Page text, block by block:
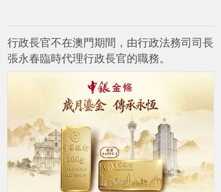
行政長官不在澳門期間，由行政法務司司長
張永春臨時代理行政長官的職務。